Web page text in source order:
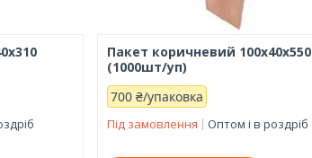
Пакет коричневий 100х40х550
(1000шт/уп)
700 ₴/упаковка
Під замовлення Оптом і в роздріб